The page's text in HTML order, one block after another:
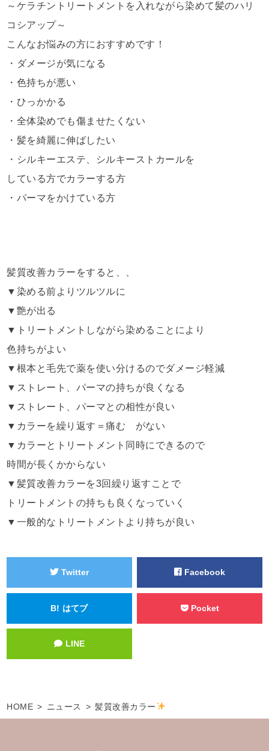
～ケラチントリートメントを入れながら染めて髪のハリ
コシアップ～
こんなお悩みの方におすすめです！
・ダメージが気になる
・色持ちが悪い
・ひっかかる
・全体染めでも傷ませたくない
・髪を綺麗に伸ばしたい
・シルキーエステ、シルキーストカールを
している方でカラーする方
・パーマをかけている方
髪質改善カラーをすると、、
▼染める前よりツルツルに
▼艶が出る
▼トリートメントしながら染めることにより
色持ちがよい
▼根本と毛先で薬を使い分けるのでダメージ軽減
▼ストレート、パーマの持ちが良くなる
▼ストレート、パーマとの相性が良い
▼カラーを繰り返す＝痛む がない
▼カラーとトリートメント同時にできるので
時間が長くかからない
▼髪質改善カラーを3回繰り返すことで
トリートメントの持ちも良くなっていく
▼一般的なトリートメントより持ちが良い
Twitter Facebook
B! はてブ Pocket
LINE
HOME ニュース 髪質改善カラー